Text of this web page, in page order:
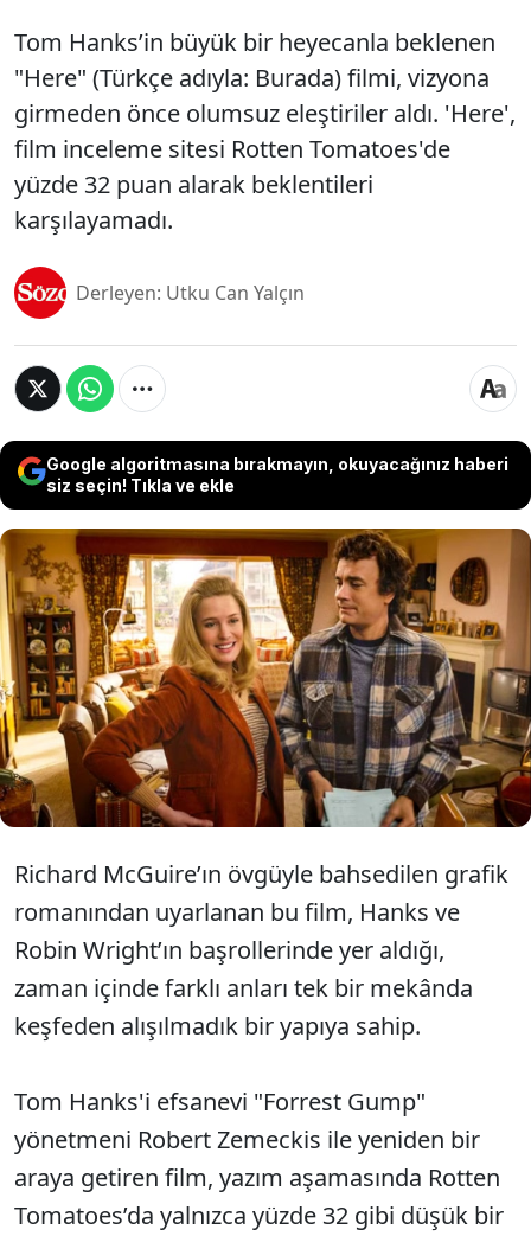
Tom Hanks’in büyük bir heyecanla beklenen
"Here" (Türkçe adıyla: Burada) filmi, vizyona
girmeden önce olumsuz eleştiriler aldı. 'Here',
film inceleme sitesi Rotten Tomatoes'de
yüzde 32 puan alarak beklentileri
karşılayamadı.
Derleyen: Utku Can Yalçın
Google algoritmasına bırakmayın, okuyacağınız haberi
siz seçin! Tıkla ve ekle
Tom Hanks’in büyük bir heyecanla beklenen
"Here" (Türkçe adıyla: Burada) filmi, vizyona
girmeden önce olumsuz eleştiriler aldı. 'Here',
film inceleme sitesi Rotten Tomatoes'de yüzde
32 puan alarak beklentileri karşılayamadı.
Richard McGuire’ın övgüyle bahsedilen grafik
romanından uyarlanan bu film, Hanks ve
Robin Wright’ın başrollerinde yer aldığı,
zaman içinde farklı anları tek bir mekânda
keşfeden alışılmadık bir yapıya sahip.
Tom Hanks'i efsanevi "Forrest Gump"
yönetmeni Robert Zemeckis ile yeniden bir
araya getiren film, yazım aşamasında Rotten
Tomatoes’da yalnızca yüzde 32 gibi düşük bir